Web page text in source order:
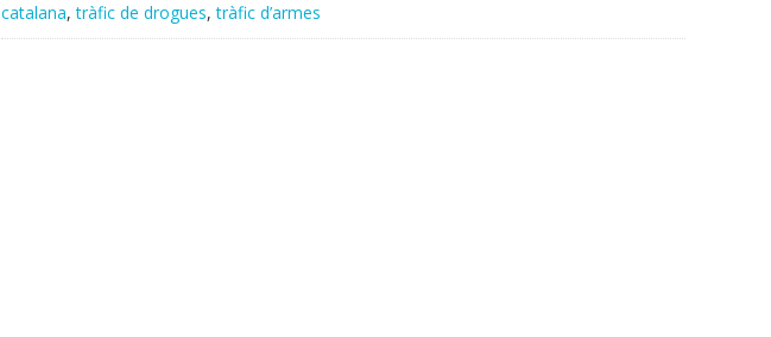
catalana,tràfic de drogues,tràfic d’armes